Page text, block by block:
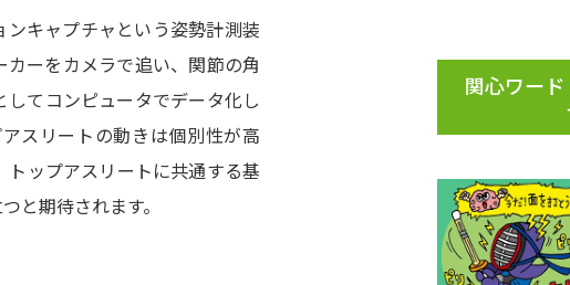
データサイエンス特集
進路の３択
新学年スタート号特集ページ（高3生用）
新学年スタート号特集ページ（高2生用）
SELFBRAND特集ページ
オープンキャンパスなどを調べる
実施プログラムから探す
キャプチャという姿勢計測装
ーをカメラで追い、関節の角
てコンピュータでデータ化し
スリートの動きは個別性が高
ップアスリートに共通する基
と期待されます。
関心ワー